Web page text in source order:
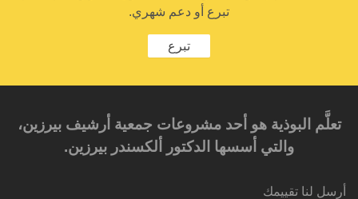
تبرع أو دعم شهري.
تبرع
تعلَّم البوذية هو أحد مشروعات جمعية أرشيف بيرزين،
والتي أسسها الدكتور ألكسندر بيرزين.‎‎
أرسل لنا تقييمك